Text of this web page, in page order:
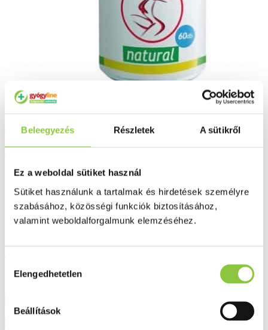
Beleegyezés Részletek A sütikről
Ez a weboldal sütiket használ
Sütiket használunk a tartalmak és hirdetések személyre
szabásához, közösségi funkciók biztosításához,
valamint weboldalforgalmunk elemzéséhez.
kiválasztása
Elengedhetetlen
Beállítások
energiatartalmú étrend keretein belül hozzájárul a testsúly csökkentéshez.
OÉTI.: 14661/2014.
Rendelhető Hasonló termékeket keresek
(Szállítási, átvételi idő: legfeljebb 3
71 Ft/db